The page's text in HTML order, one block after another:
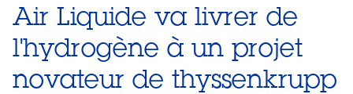
Air Liquide va livrer de
l'hydrogène à un projet
novateur de thyssenkrupp